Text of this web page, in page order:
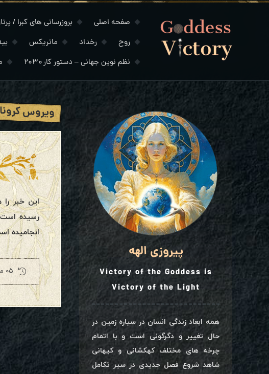
صفحه اصلی بروزرسانی های کبرا / پرتال
روح
رخداد ماتریکس
نظم نوین جهانی – دستور کار ۲۰۳۰
ویروس
رسیده
انجامیده
۰۵ مهر ۱۴۰۲
پیروزی الهه
Victory of the Goddess is
Victory of the Light
همه ابعاد زندگی انسان در سیاره زمین در
حال تغییر و دگرگونی است و با اتمام
چرخه های مختلف کهکشانی و کیهانی
شاهد شروع فصل جدیدی در سیر تکامل